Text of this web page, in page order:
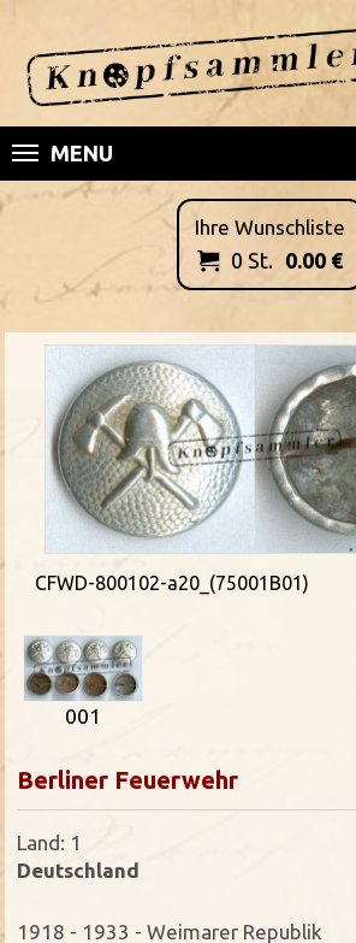
MENU
Ihre Wunschliste
 0 St. 0.00€
CFWD-800102-a20_(75001B01)
001
Berliner Feuerwehr
Land: 1
Deutschland
1918 - 1933 - Weimarer Republik